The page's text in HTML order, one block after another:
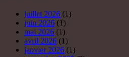
juillet 2026 (1)
juin 2026 (1)
mai 2026 (1)
avril 2026 (1)
janvier 2026 (1)